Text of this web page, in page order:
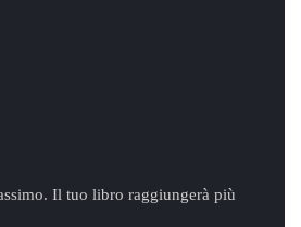
Il tuo libro raggiungerà più